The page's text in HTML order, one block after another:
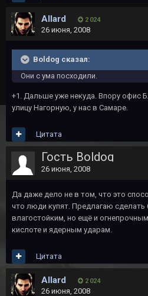
Allard 2 024
26 июня, 2008
Boldog сказал:
Они с ума посходили.
+1. Дальше уже некуда. Впору офис
улицу Нагорную, у нас в Самаре.
Цитата
Гость Boldog
26 июня, 2008
Да даже дело не в том, что это
что люди купят. Предлагаю сделать
влагостойким, но ещё и
кислоте и ядерным ударам.
Цитата
Allard 2 024
26 июня, 2008